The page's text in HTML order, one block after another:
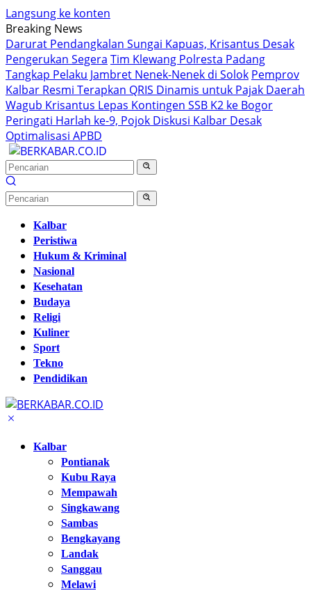
Langsung ke konten
Breaking News
Darurat Pendangkalan Sungai Kapuas, Krisantus Desak
Pengerukan Segera Tim Klewang Polresta Padang
Tangkap Pelaku Jambret Nenek-Nenek di Solok Pemprov
Kalbar Resmi Terapkan QRIS Dinamis untuk Pajak Daerah
Wagub Krisantus Lepas Kontingen SSB K2 ke Bogor
Peringati Harlah ke-9, Pojok Diskusi Kalbar Desak
Optimalisasi APBD
Kalbar
Peristiwa
Hukum & Kriminal
Nasional
Kesehatan
Budaya
Religi
Kuliner
Sport
Tekno
Pendidikan
Kalbar
Pontianak
Kubu Raya
Mempawah
Singkawang
Sambas
Bengkayang
Landak
Sanggau
Melawi